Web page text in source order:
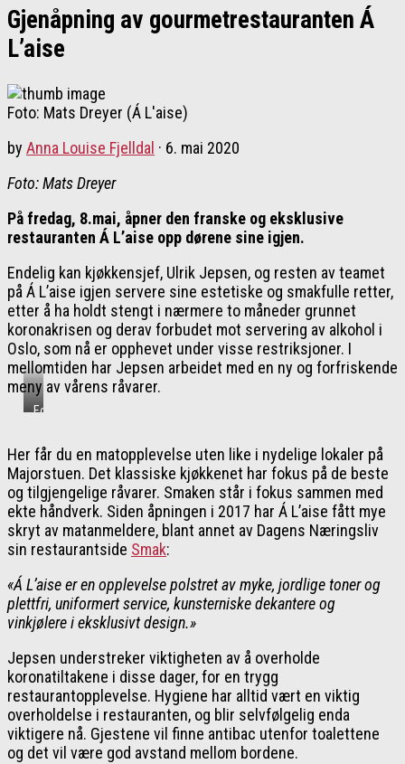
Gjenåpning av gourmetrestauranten Á
L’aise
Foto: Mats Dreyer (Á L'aise)
by Anna Louise Fjelldal · 6. mai 2020
Foto: Mats Dreyer
På fredag, 8.mai, åpner den franske og eksklusive
restauranten Á L’aise opp dørene sine igjen.
Endelig kan kjøkkensjef, Ulrik Jepsen, og resten av teamet
på Á L’aise igjen servere sine estetiske og smakfulle retter,
etter å ha holdt stengt i nærmere to måneder grunnet
koronakrisen og derav forbudet mot servering av alkohol i
Oslo, som nå er opphevet under visse restriksjoner. I
mellomtiden har Jepsen arbeidet med en ny og forfriskende
meny av vårens råvarer.
Foto:
L’aise
Her får du en matopplevelse uten like i nydelige lokaler på
Majorstuen. Det klassiske kjøkkenet har fokus på de beste
og tilgjengelige råvarer. Smaken står i fokus sammen med
ekte håndverk. Siden åpningen i 2017 har Á L’aise fått mye
skryt av matanmeldere, blant annet av Dagens Næringsliv
sin restaurantside Smak:
«Á L’aise er en opplevelse polstret av myke, jordlige toner og
plettfri, uniformert service, kunsterniske dekantere og
vinkjølere i eksklusivt design.»
Jepsen understreker viktigheten av å overholde
koronatiltakene i disse dager, for en trygg
restaurantopplevelse. Hygiene har alltid vært en viktig
overholdelse i restauranten, og blir selvfølgelig enda
viktigere nå. Gjestene vil finne antibac utenfor toalettene
og det vil være god avstand mellom bordene.